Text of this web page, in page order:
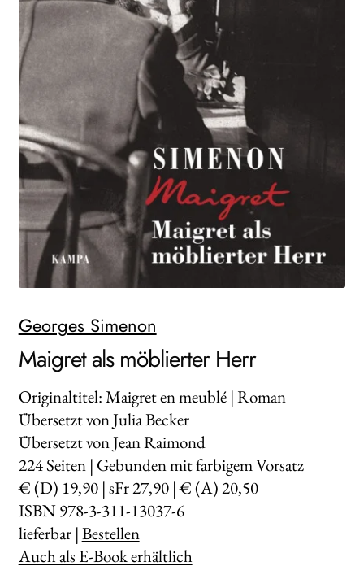
WEITERE VERLAGE
Georges Simenon
Maigret als möblierter Herr
Originaltitel: Maigret en meublé | Roman
Übersetzt von Julia Becker
Übersetzt von Jean Raimond
224Seiten | Gebunden mit farbigem Vorsatz
€ (D) 19,90 | sFr 27,90 | € (A) 20,50
ISBN 978-3-311-13037-6
lieferbar |Bestellen
Auch als E-Book erhältlich